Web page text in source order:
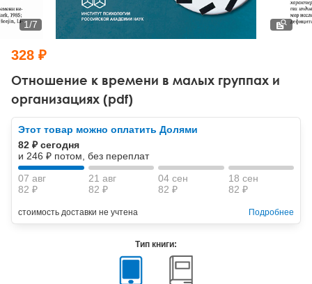
Тревожные расстройства, панические атаки
Психодрама
Другие направления психотерапии
Классический, эриксоновский гипноз и НЛП
НЛП
Психология труда и эргономика
Социальная психология
Социальная и организационная психология
Классический и юнгианский психоанализ
Отношение к времени в малых группах и
организациях (pdf)
1/7
328 ₽
Этот товар можно оплатить Долями
82 ₽ сегодня
и 246 ₽ потом, без переплат
07 авг
82 ₽
21 авг
82 ₽
04 сен
82 ₽
18 сен
82 ₽
стоимость доставки не учтена Подробнее
Тип книги: